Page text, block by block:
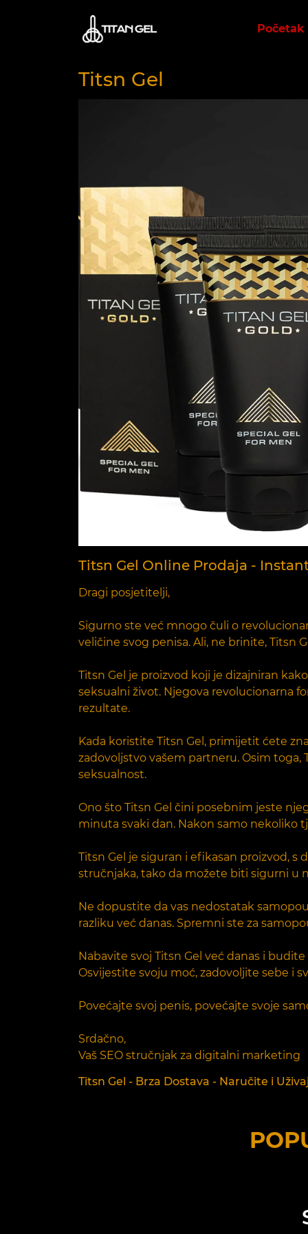
Početak
Titsn Gel
Titsn Gel Online Prodaja -
Dragi posjetitelji,
Sigurno ste već mnogo čuli o
veličine svog penisa. Ali, ne brinite, Titsn
Titsn Gel je proizvod koji je dizajniran
seksualni život. Njegova revolucionarna
rezultate.
Kada koristite Titsn Gel, primijetit ćete
zadovoljstvo vašem partneru. Osim
seksualnost.
Ono što Titsn Gel čini posebnim jeste
minuta svaki dan. Nakon samo nekoliko
Titsn Gel je siguran i efikasan proizvod,
stručnjaka, tako da možete biti sigurni u
Ne dopustite da vas nedostatak
razliku već danas. Spremni ste za
Nabavite svoj Titsn Gel već danas i
Osvijestite svoju moć, zadovoljite sebe i
Povećajte svoj penis, povećajte svoje
Srdačno,
Vaš SEO stručnjak za digitalni marketing
Titsn Gel - Brza Dostava - Naručite i